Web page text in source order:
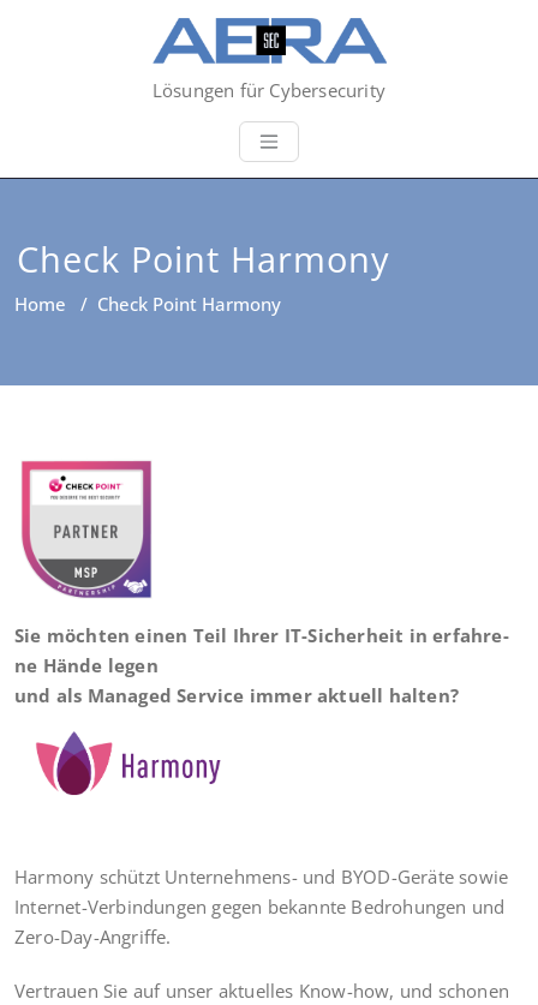
Lösungen für Cybersecurity
Check Point Harmony
Home / Check Point Harmony
Sie möch­ten einen Teil Ihrer IT-Sicher­heit in erfah­re­
ne Hän­de legen
und als Mana­ged Ser­vice immer aktu­ell hal­ten?
Harm­o­ny schützt Unter­neh­mens- und BYOD-Gerä­te sowie
Inter­net-Ver­bin­dun­gen gegen bekann­te Bedro­hun­gen und
Zero-Day-Angriffe.
Ver­trau­en Sie auf unser aktu­el­les Know-how, und scho­nen